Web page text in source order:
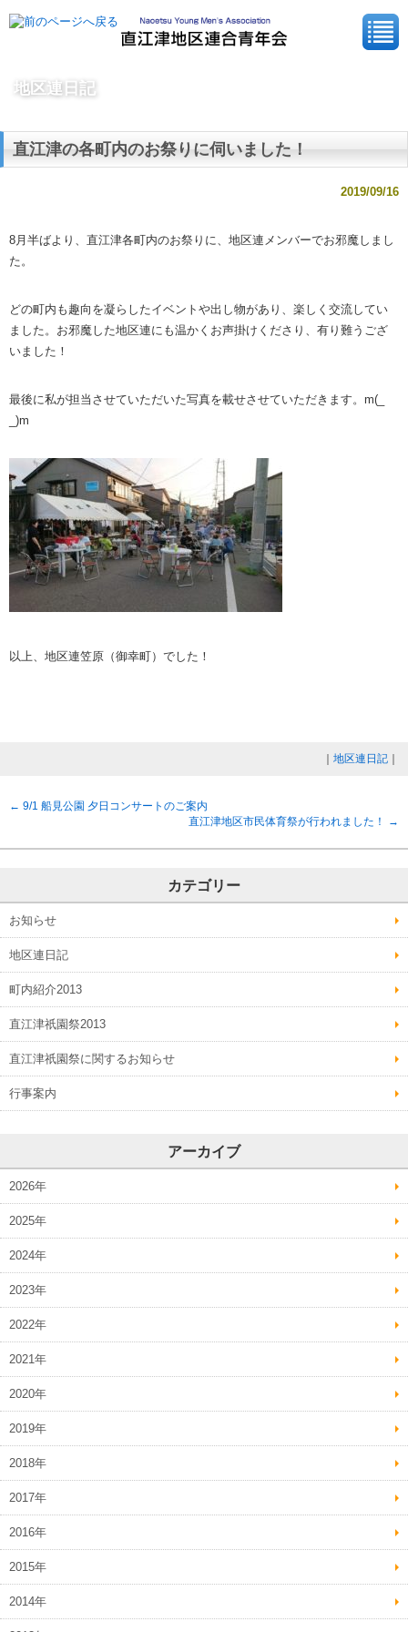
地区連日記
直江津の各町内のお祭りに伺いました！
2019/09/16
8月半ばより、直江津各町内のお祭りに、地区連メンバーでお邪魔しまし
た。
どの町内も趣向を凝らしたイベントや出し物があり、楽しく交流してい
ました。お邪魔した地区連にも温かくお声掛けくださり、有り難うござ
いました！
最後に私が担当させていただいた写真を載せさせていただきます。m(_
_)m
以上、地区連笠原（御幸町）でした！
地区連日記
← 9/1 船見公園 夕日コンサートのご案内
直江津地区市民体育祭が行われました！
→
カテゴリー
お知らせ
地区連日記
町内紹介2013
直江津祇園祭2013
直江津祇園祭に関するお知らせ
行事案内
アーカイブ
2026年
2025年
2024年
2023年
2022年
2021年
2020年
2019年
2018年
2017年
2016年
2015年
2014年